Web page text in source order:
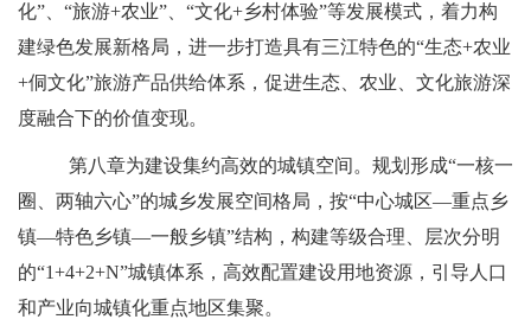
化”、“旅游+农业”、“文化+乡村体验”等发展模式，着力构
建绿色发展新格局，进一步打造具有三江特色的“生态+农业
+侗文化”旅游产品供给体系，促进生态、农业、文化旅游深
度融合下的价值变现。
第八章为建设集约高效的城镇空间。规划形成“一核一
圈、两轴六心”的城乡发展空间格局，按“中心城区—重点乡
镇—特色乡镇—一般乡镇”结构，构建等级合理、层次分明
的“1+4+2+N”城镇体系，高效配置建设用地资源，引导人口
和产业向城镇化重点地区集聚。